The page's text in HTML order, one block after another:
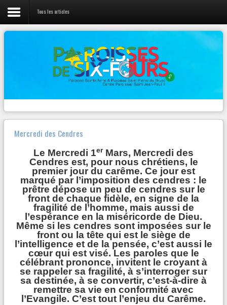
Vie de la Paroisse
Tous les articles
LIENS
L'évangile du jour
Canção Nova
Webradio 100% musique Chrétienne
Diocèse Fréjus-Toulon
Radios
NOTREPAGE FACEBOOK
Paroisse Sainte Anne de Six-Fours
VENDREDI 23 MARS – 19h30
CONFÉRENCEÉSOTERISME - EXORCISME
PAR LE P. FROPPO
Liens
Mercredi des Cendres
Le Mercredi 1erMars, Mercredi des
Cendres est, pour nous chrétiens, le
premier jour du carême. Ce jour est
marqué par l’imposition des cendres : le
prêtre dépose un peu de cendres sur le
front de chaque fidèle, en signe de la
fragilité de l’homme, mais aussi de
l’espérance en la miséricorde de Dieu.
Même si les cendres sont imposées sur le
front ou la tête qui est le siège de
l’intelligence et de la pensée, c’est aussi le
cœur qui est visé. Les paroles que le
célébrant prononce, invitent le croyant à
se rappeler sa fragilité, à s’interroger sur
sa destinée, à se convertir, c’est-à-dire à
remettre sa vie en conformité avec
l’Evangile. C’est tout l’enjeu du Carême.